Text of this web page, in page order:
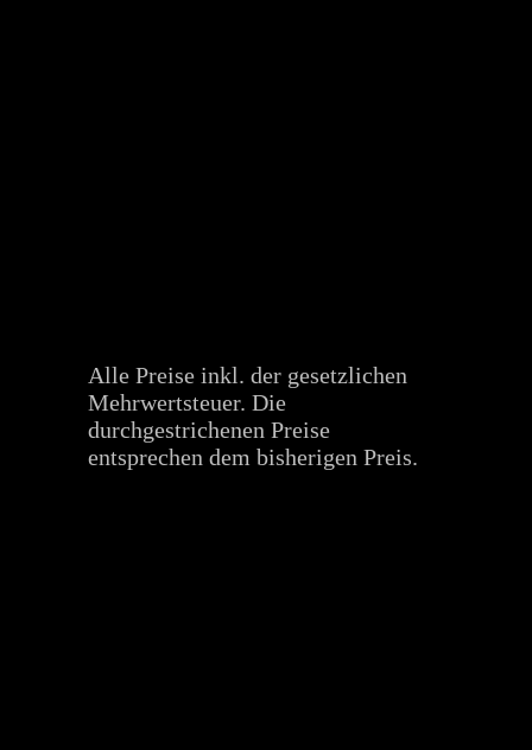
Alle Preise inkl. der gesetzlichen
Mehrwertsteuer. Die
durchgestrichenen Preise
entsprechen dem bisherigen Preis.